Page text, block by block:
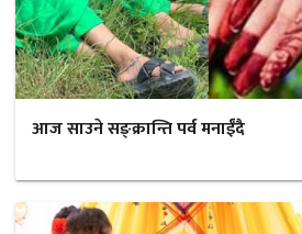
आज साउने सङ्क्रान्ति पर्व मनाईँदै